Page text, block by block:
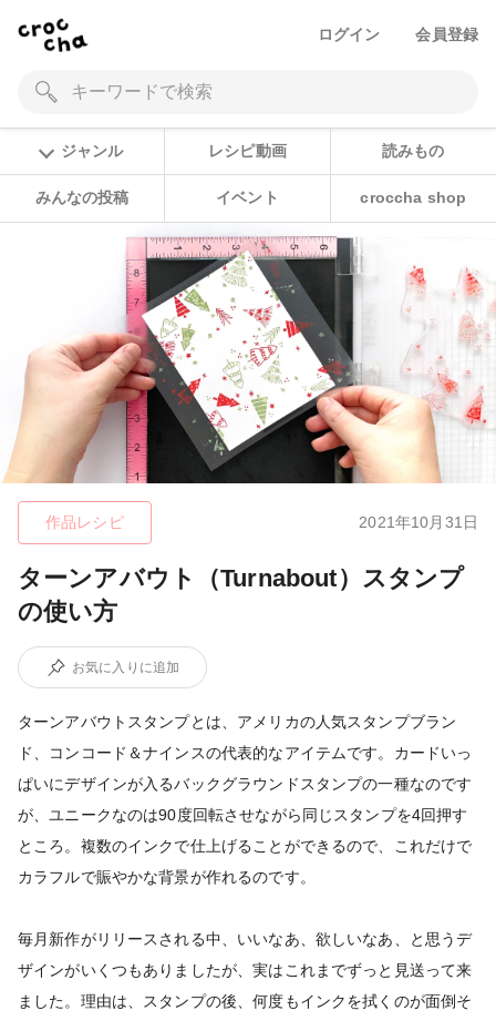
ログイン 会員登録
ジャンル レシピ動画 読みもの
みんなの投稿 イベント croccha shop
作品レシピ 2021年10月31日
ターンアバウト（Turnabout）スタンプ
の使い方
お気に入りに追加
ターンアバウトスタンプとは、アメリカの人気スタンプブラン
ド、コンコード＆ナインスの代表的なアイテムです。カードいっ
ぱいにデザインが入るバックグラウンドスタンプの一種なのです
が、ユニークなのは90度回転させながら同じスタンプを4回押す
ところ。複数のインクで仕上げることができるので、これだけで
カラフルで賑やかな背景が作れるのです。
毎月新作がリリースされる中、いいなあ、欲しいなあ、と思うデ
ザインがいくつもありましたが、実はこれまでずっと見送って来
ました。理由は、スタンプの後、何度もインクを拭くのが面倒そ